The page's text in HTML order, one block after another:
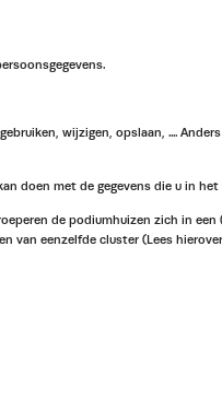
wijzigen, opslaan, ....
doen met de gegevens die u in
de podiumhuizen zich in
eenzelfde cluster (Lees